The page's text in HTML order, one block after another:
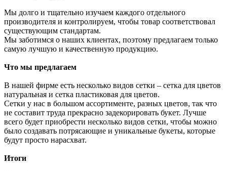
Мы долго и тщательно изучаем каждого отдельного
производителя и контролируем, чтобы товар соответствовал
существующим стандартам.
Мы заботимся о наших клиентах, поэтому предлагаем только
самую лучшую и качественную продукцию.
Что мы предлагаем
В нашей фирме есть несколько видов сетки – сетка для цветов
натуральная и сетка пластиковая для цветов.
Сетки у нас в большом ассортименте, разных цветов, так что
не составит труда прекрасно задекорировать букет. Лучше
всего будет приобрести несколько видов сетки, чтобы можно
было создавать потрясающие и уникальные букеты, которые
будут просто нарасхват.
Итоги